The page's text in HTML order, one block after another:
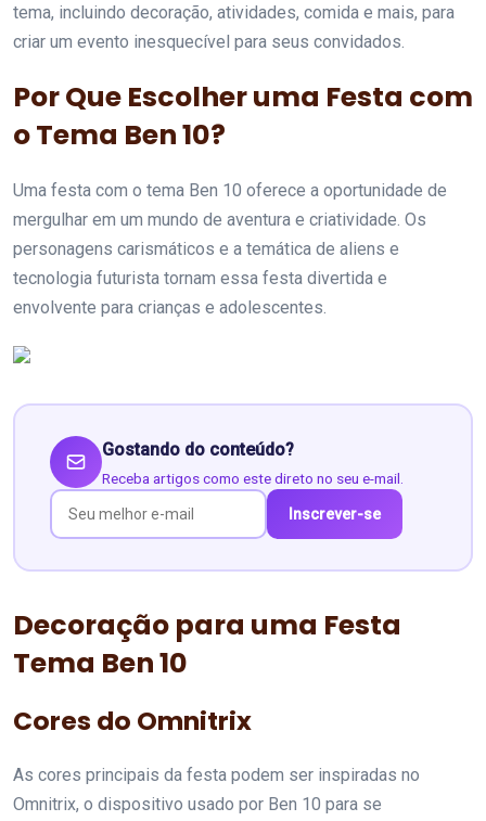
tema, incluindo decoração, atividades, comida e mais, para
criar um evento inesquecível para seus convidados.
Por Que Escolher uma Festa com
o Tema Ben 10?
Uma festa com o tema Ben 10 oferece a oportunidade de
mergulhar em um mundo de aventura e criatividade. Os
personagens carismáticos e a temática de aliens e
tecnologia futurista tornam essa festa divertida e
envolvente para crianças e adolescentes.
Gostando do conteúdo?
Receba artigos como este direto no seu e-mail.
Inscrever-se
Decoração para uma Festa
Tema Ben 10
Cores do Omnitrix
As cores principais da festa podem ser inspiradas no
Omnitrix, o dispositivo usado por Ben 10 para se